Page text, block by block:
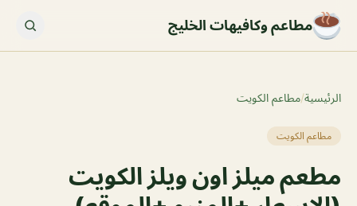
مطاعم وكافيهات الخليج
الرئيسية/مطاعم الكويت
مطاعم الكويت
مطعم ميلز اون ويلز الكويت